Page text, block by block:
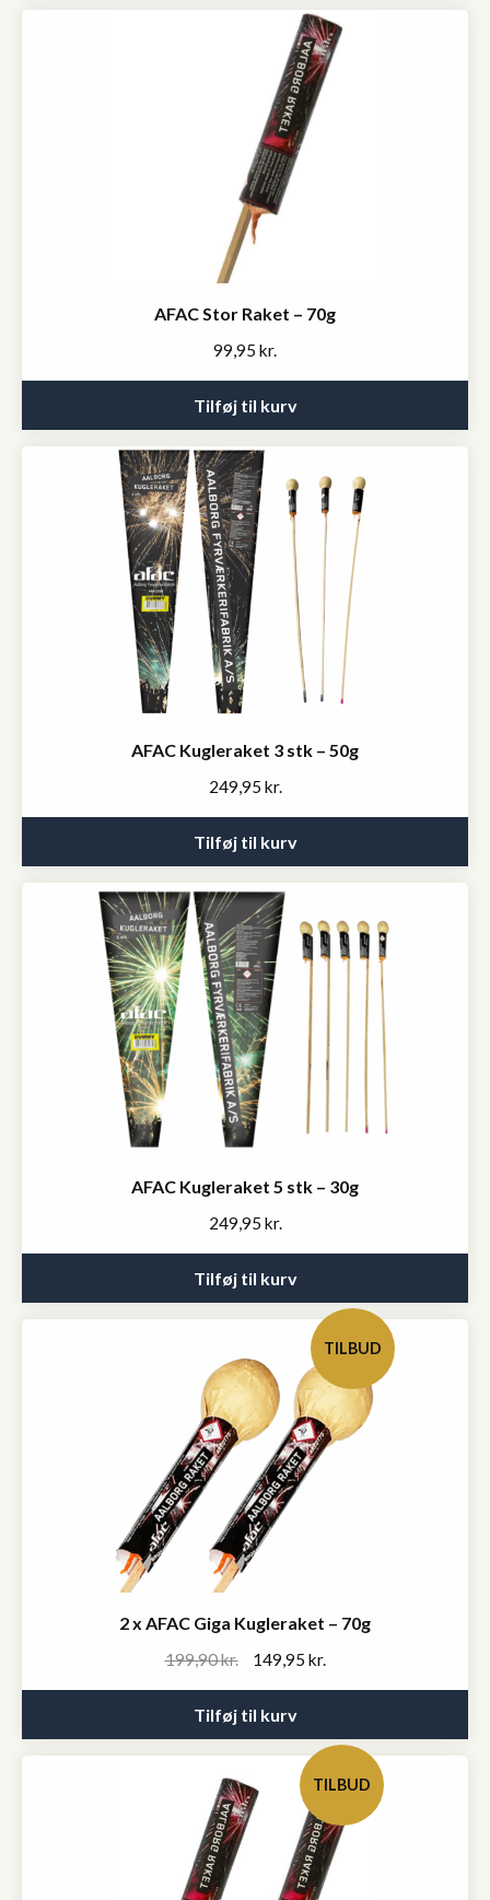
AFAC Stor Raket – 70g
99,95 kr.
Tilføj til kurv
AFAC Kugleraket 3 stk – 50g
249,95 kr.
Tilføj til kurv
AFAC Kugleraket 5 stk – 30g
249,95 kr.
Tilføj til kurv
TILBUD
2 x AFAC Giga Kugleraket – 70g
199,90kr.
Original
was:
199,90 kr..
149,95 kr.
149,95 kr..
Tilføj til kurv
TILBUD